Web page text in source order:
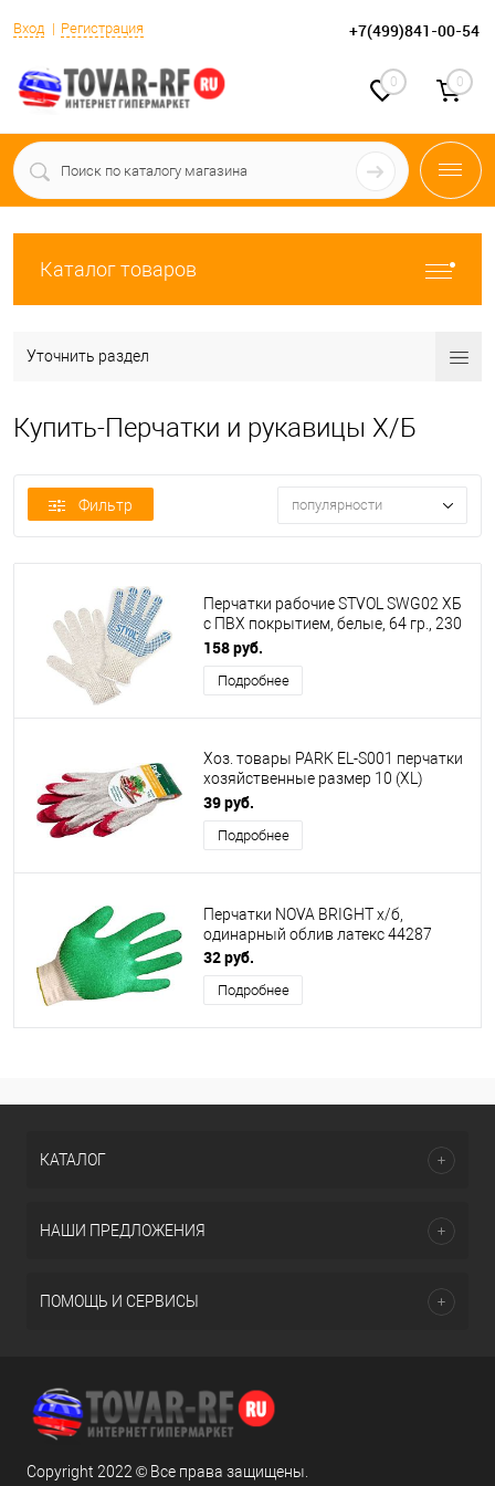
Вход Регистрация +7(499)841-00-54
0 0
Каталог товаров
Уточнить раздел
Купить-Перчатки и рукавицы Х/Б
Фильтр популярности
Перчатки рабочие STVOL SWG02 ХБ
с ПВХ покрытием, белые, 64 гр., 230
пл., 7,5 класс 5 пар
158 руб.
Подробнее
Хоз. товары PARK EL-S001 перчатки
хозяйственные размер 10 (XL)
(001060)
39 руб.
Подробнее
Перчатки NOVA BRIGHT х/б,
одинарный облив латекс 44287
32 руб.
Подробнее
КАТАЛОГ
НАШИ ПРЕДЛОЖЕНИЯ
ПОМОЩЬ И СЕРВИСЫ
Copyright 2022 © Все права защищены.